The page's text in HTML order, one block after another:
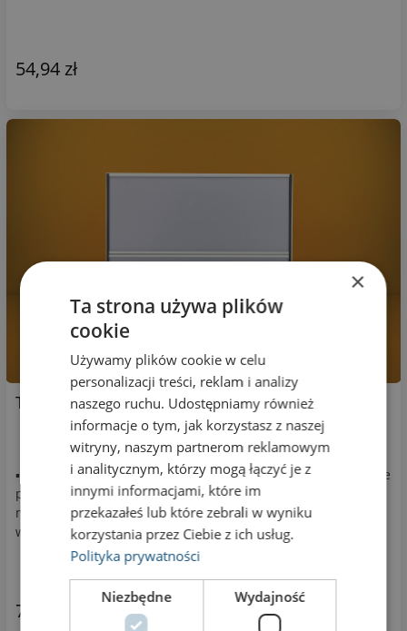
54,94 zł
Tabliczka przydrzwiowa Economy E-21-2-93W
▪ boki pionowe z czarnego tworzywa o szer. 3 mm ▪ 2 poziome
panele aluminiowe na wsuwkę 89,5 mm, szer. panelu 210
mm, wys. 93 mm ▪ wys. każdego panelu 93 mm ▪ całkowite
wymiary tabliczki: 187 mm, szer. 216 mm
74,95 zł
×
Ta strona używa plików
cookie
Używamy plików cookie w celu
personalizacji treści, reklam i analizy
naszego ruchu. Udostępniamy również
informacje o tym, jak korzystasz z naszej
witryny, naszym partnerom reklamowym
i analitycznym, którzy mogą łączyć je z
innymi informacjami, które im
przekazałeś lub które zebrali w wyniku
korzystania przez Ciebie z ich usług.
Polityka prywatności
Niezbędne Wydajność